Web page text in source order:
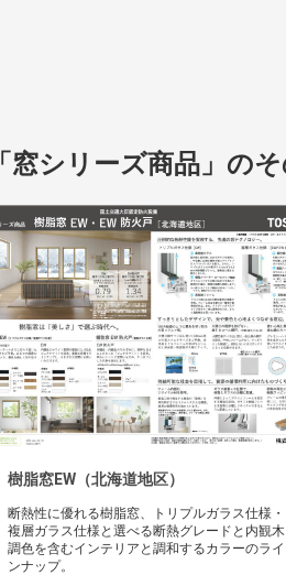
「窓シリーズ商品」の
樹脂窓EW（北海道地区）
断熱性に優れる樹脂窓、トリプルガラス仕様・
複層ガラス仕様と選べる断熱グレードと内観木
調色を含むインテリアと調和するカラーのライ
ンナップ。